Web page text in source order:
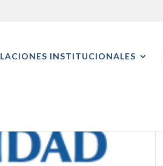
INSTITUCIONALES